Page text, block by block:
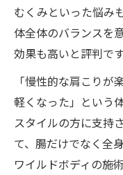
むくみといった悩み
体全体のバランスを
効果も高いと評判です
「慢性的な肩こり
軽くなった」という
スタイルの方に支持
て、腸だけでなく全
ワイルドボディの施